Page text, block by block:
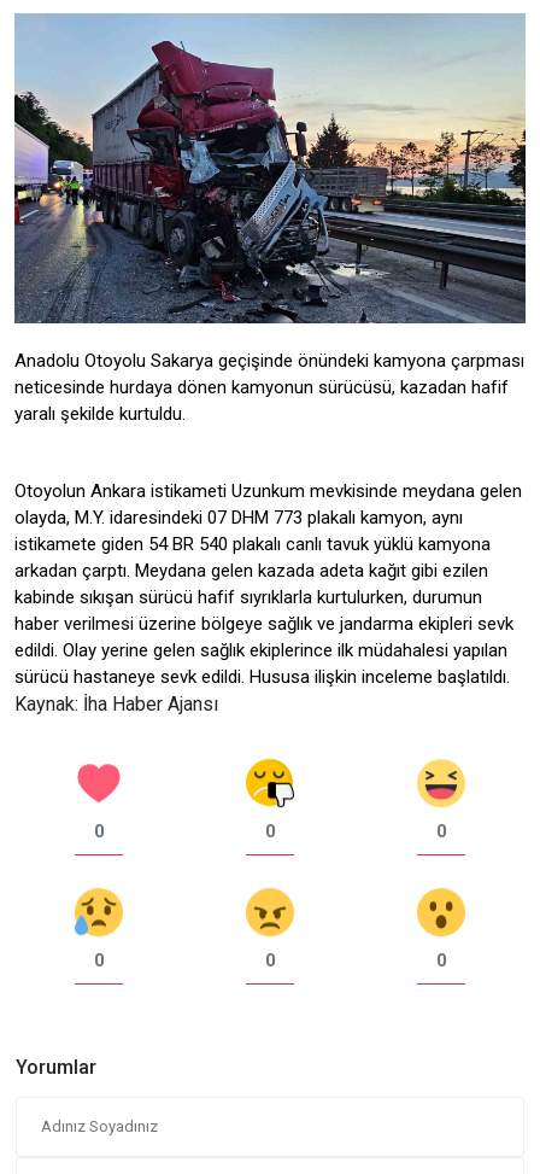
Anadolu Otoyolu Sakarya geçişinde önündeki kamyona çarpması
neticesinde hurdaya dönen kamyonun sürücüsü, kazadan hafif
yaralı şekilde kurtuldu.
Otoyolun Ankara istikameti Uzunkum mevkisinde meydana gelen
olayda, M.Y. idaresindeki 07 DHM 773 plakalı kamyon, aynı
istikamete giden 54 BR 540 plakalı canlı tavuk yüklü kamyona
arkadan çarptı. Meydana gelen kazada adeta kağıt gibi ezilen
kabinde sıkışan sürücü hafif sıyrıklarla kurtulurken, durumun
haber verilmesi üzerine bölgeye sağlık ve jandarma ekipleri sevk
edildi. Olay yerine gelen sağlık ekiplerince ilk müdahalesi yapılan
sürücü hastaneye sevk edildi. Hususa ilişkin inceleme başlatıldı.
Kaynak: İha Haber Ajansı
0 0 0
0 0 0
Yorumlar